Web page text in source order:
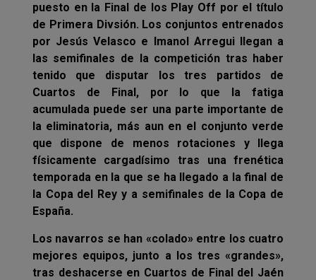
puesto en la Final de los Play Off por el título
de Primera Divsión. Los conjuntos entrenados
por Jesús Velasco e Imanol Arregui llegan a
las semifinales de la competición tras haber
tenido que disputar los tres partidos de
Cuartos de Final, por lo que la fatiga
acumulada puede ser una parte importante de
la eliminatoria, más aun en el conjunto verde
que dispone de menos rotaciones y llega
físicamente cargadísimo tras una frenética
temporada en la que se ha llegado a la final de
la Copa del Rey y a semifinales de la Copa de
España.
Los navarros se han «colado» entre los cuatro
mejores equipos, junto a los tres «grandes»,
tras deshacerse en Cuartos de Final del Jaén